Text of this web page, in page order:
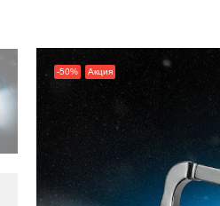
-50% Акция